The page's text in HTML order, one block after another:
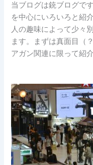
当ブログは銃ブログで
を中心にいろいろと紹
人の趣味によって少々
ます。まずは真面目（
アガン関連に限って紹